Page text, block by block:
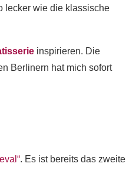
lecker wie die klassische
inspirieren. Die
Berlinern hat mich sofort
. Es ist bereits das zweite